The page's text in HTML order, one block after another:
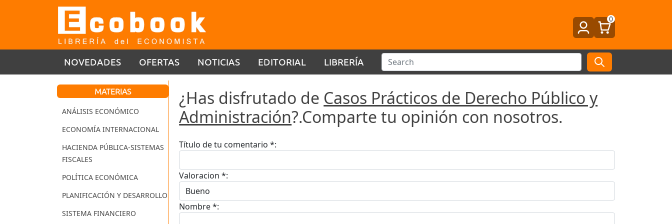
0
NOVEDADES OFERTAS NOTICIAS EDITORIAL LIBRERÍA
MATERIAS
ANÁLISIS ECONÓMICO
ECONOMÍA INTERNACIONAL
HACIENDA PÚBLICA-SISTEMAS
FISCALES
POLÍTICA ECONÓMICA
PLANIFICACIÓN Y DESARROLLO
SISTEMA FINANCIERO
¿Has disfrutado de Casos Prácticos de Derecho Público y
Administración?.Comparte tu opinión con nosotros.
Título de tu comentario *:
Valoracion *:
Nombre *: